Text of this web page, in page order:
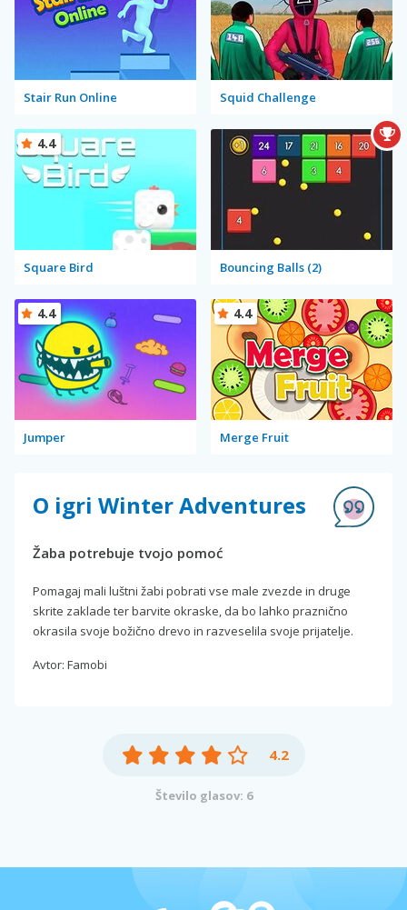
Stair Run Online Squid Challenge
Square Bird
4.4
Bouncing Balls (2)
Jumper
4.4
Merge Fruit
4.4
O igri Winter Adventures
Žaba potrebuje tvojo pomoć
Pomagaj mali luštni žabi pobrati vse male zvezde in druge
skrite zaklade ter barvite okraske, da bo lahko praznično
okrasila svoje božično drevo in razveselila svoje prijatelje.
Avtor: Famobi
4.2
Število glasov: 6